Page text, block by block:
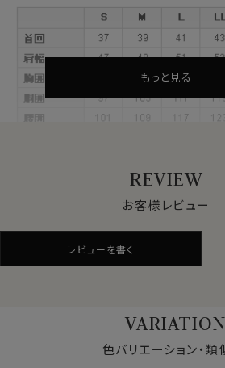
これらの特長を備えた素材が、綿混の
ァブリックです。
夏は汗を冬は蒸れを発散、1年を通し
をサポートします。
素材ならではの風合いをプラス。
ドライ感を保ちながらも、ナチュラルな
機能性と見た目の自然さ、どちらも重視
た素材です。
また着用時だけでなく、洗濯後の乾きが
●クールマックス®エコメイド・ファイ
100％再生ペットボトル素材から作ら
もっと見る
REVIEW
お客様レビュー
レビューを書く
色バリエーション・